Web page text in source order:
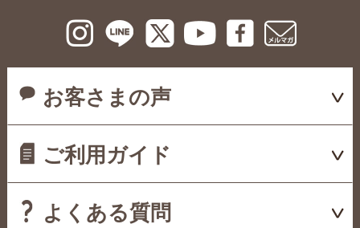
お客さまの声
ご利用ガイド
よくある質問